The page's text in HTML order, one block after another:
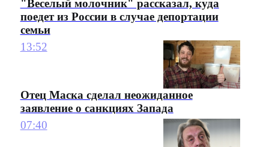
"Веселый молочник" рассказал, куда
поедет из России в случае депортации
семьи
13:52
Отец Маска сделал неожиданное
заявление о санкциях Запада
07:40